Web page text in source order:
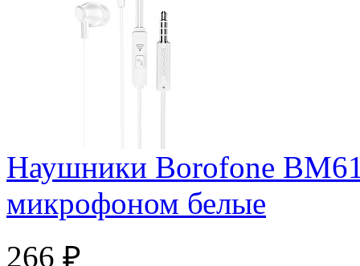
Наушники Borofone
микрофоном белые
266 ₽